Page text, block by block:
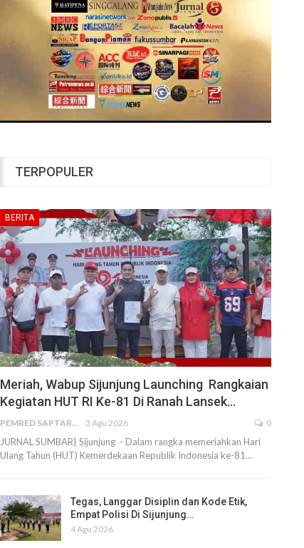
TERPOPULER
BERITA
Meriah, Wabup Sijunjung Launching Rangkaian
Kegiatan HUT RI Ke-81 Di Ranah Lansek…
PEMRED SAPTARIUS 3 Agu 2026 0
JURNAL SUMBAR| Sijunjung - Dalam rangka memeriahkan Hari
Ulang Tahun (HUT) Kemerdekaan Republik Indonesia ke-81…
Tegas, Langgar Disiplin dan Kode Etik,
Empat Polisi Di Sijunjung…
4 Agu 2026